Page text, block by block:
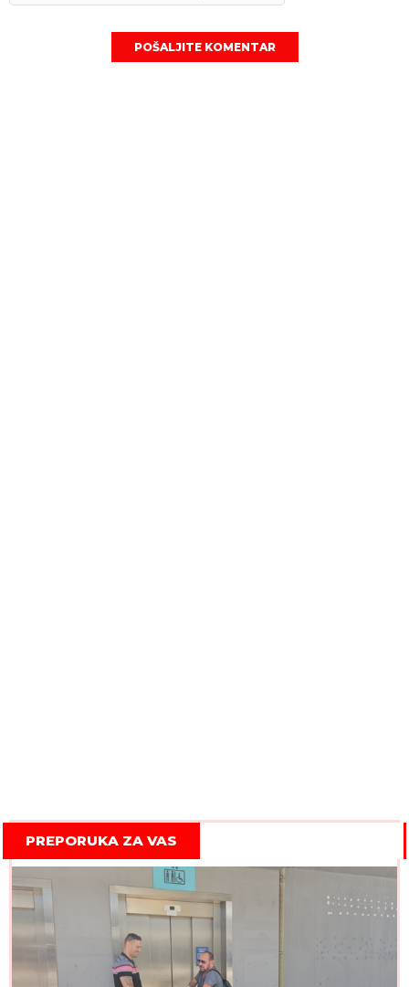
POŠALJITE KOMENTAR
PREPORUKA ZA VAS